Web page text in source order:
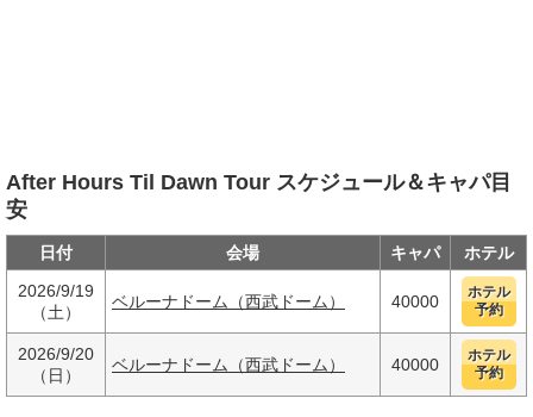
After Hours Til Dawn Tour スケジュール＆キャパ目
安
日付 会場 キャパ
ホテル
2026/9/19
（土）
ベルーナドーム（西武ドーム） 40000
ホテル
予約
2026/9/20
（日）
ベルーナドーム（西武ドーム） 40000
ホテル
予約